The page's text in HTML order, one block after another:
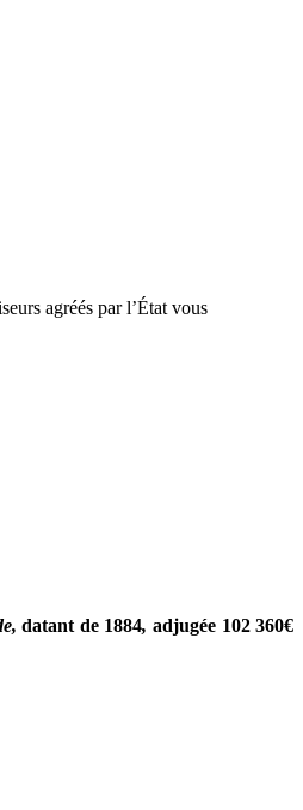
agréés par l’État vous
datant de 1884, adjugée 102 360€